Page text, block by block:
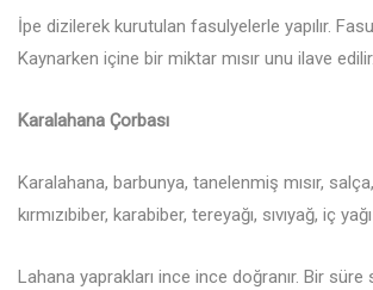
İpe dizilerek kurutulan fasulyelerle yapılır.
Kaynarken içine bir miktar mısır unu ilave edilir.
Karalahana Çorbası
Karalahana, barbunya, tanelenmiş mısır,
kırmızıbiber, karabiber, tereyağı, sıvıyağ, iç
Lahana yaprakları ince ince doğranır. Bir